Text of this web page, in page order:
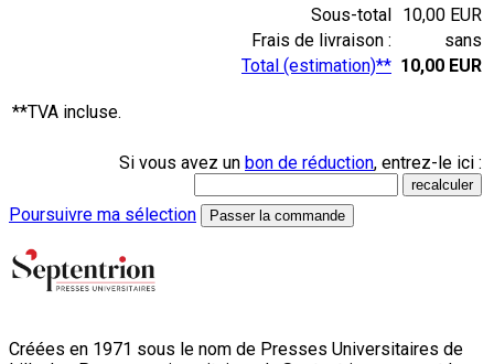
Sous-total 10,00 EUR
Frais de livraison :
sans
Total (estimation)** 10,00 EUR
**TVA incluse.
Si vous avez un bon de réduction, entrez-le ici :
Poursuivre ma sélection Passer la commande
Créées en 1971 sous le nom de Presses Universitaires de